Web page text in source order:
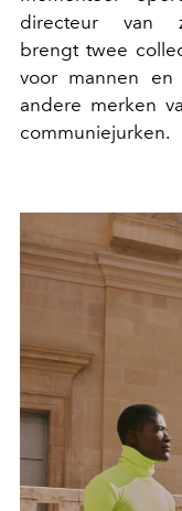
directeur van
brengt twee
voor mannen en
andere merken
communiejurken.